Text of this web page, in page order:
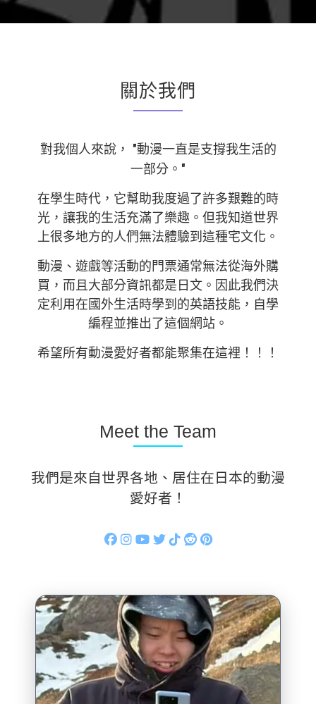
關於我們
對我個人來說， "動漫一直是支撐我生活的
一部分。"
在學生時代，它幫助我度過了許多艱難的時
光，讓我的生活充滿了樂趣。但我知道世界
上很多地方的人們無法體驗到這種宅文化。
動漫、遊戲等活動的門票通常無法從海外購
買，而且大部分資訊都是日文。因此我們決
定利用在國外生活時學到的英語技能，自學
編程並推出了這個網站。
希望所有動漫愛好者都能聚集在這裡！！！
Meet the Team
我們是來自世界各地、居住在日本的動漫
愛好者！